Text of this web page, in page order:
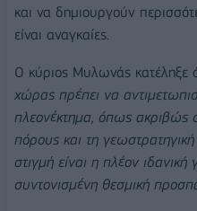
και να δημιουργούν
είναι αναγκαίες.
Ο κύριος Μυλωνάς κατέληξε
χώρας πρέπει να
πλεονέκτημα, όπως ακριβώς
πόρους και τη
στιγμή είναι η πλέον ιδανική
συντονισμένη θεσμική